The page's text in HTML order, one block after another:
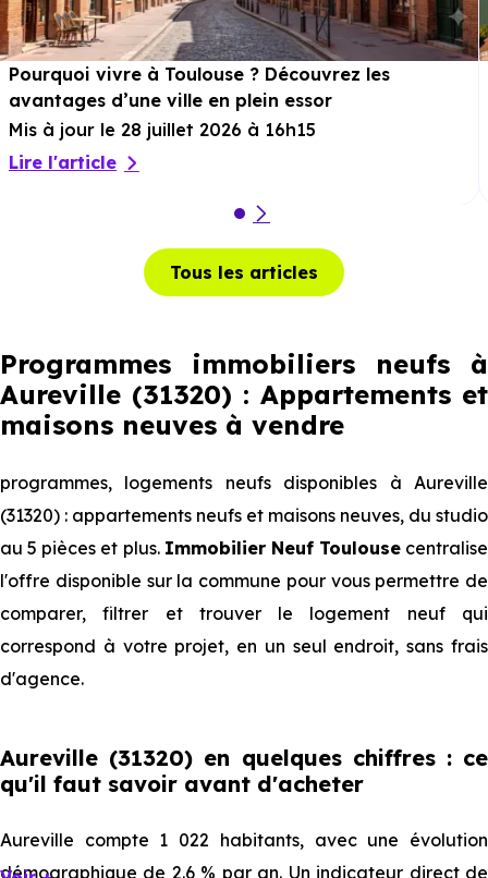
Pourquoi vivre à Toulouse ? Découvrez les
avantages d’une ville en plein essor
Mis à jour le 28 juillet 2026 à 16h15
Lire l'article
Tous les articles
Programmes immobiliers neufs à
Aureville (31320) : Appartements et
maisons neuves à vendre
programmes, logements neufs disponibles à Aureville
(31320) : appartements neufs et maisons neuves, du studio
au 5 pièces et plus. Immobilier Neuf Toulousecentralise
l'offre disponible sur la commune pour vous permettre de
comparer, filtrer et trouver le logement neuf qui
correspond à votre projet, en un seul endroit, sans frais
d'agence.
Aureville (31320) en quelques chiffres : ce
qu'il faut savoir avant d'acheter
Aureville compte 1 022 habitants, avec une évolution
démographique de 2.6 % par an. Un indicateur direct de